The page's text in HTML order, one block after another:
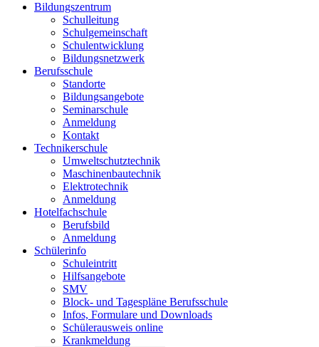
Bildungszentrum
Schulleitung
Schulgemeinschaft
Schulentwicklung
Bildungsnetzwerk
Berufsschule
Standorte
Bildungsangebote
Seminarschule
Anmeldung
Kontakt
Technikerschule
Umweltschutztechnik
Maschinenbautechnik
Elektrotechnik
Anmeldung
Hotelfachschule
Berufsbild
Anmeldung
Schülerinfo
Schuleintritt
Hilfsangebote
SMV
Block- und Tagespläne Berufsschule
Infos, Formulare und Downloads
Schülerausweis online
Krankmeldung